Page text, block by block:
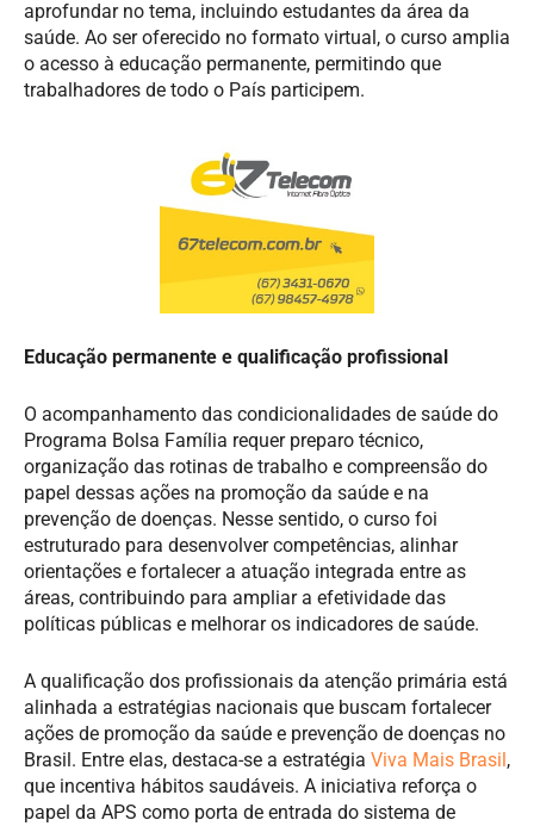
aprofundar no tema, incluindo estudantes da área da
saúde. Ao ser oferecido no formato virtual, o curso amplia
o acesso à educação permanente, permitindo que
trabalhadores de todo o País participem.
Educação permanente e qualificação profissional
O acompanhamento das condicionalidades de saúde do
Programa Bolsa Família requer preparo técnico,
organização das rotinas de trabalho e compreensão do
papel dessas ações na promoção da saúde e na
prevenção de doenças. Nesse sentido, o curso foi
estruturado para desenvolver competências, alinhar
orientações e fortalecer a atuação integrada entre as
áreas, contribuindo para ampliar a efetividade das
políticas públicas e melhorar os indicadores de saúde.
A qualificação dos profissionais da atenção primária está
alinhada a estratégias nacionais que buscam fortalecer
ações de promoção da saúde e prevenção de doenças no
Brasil. Entre elas, destaca-se a estratégia Viva Mais Brasil,
que incentiva hábitos saudáveis. A iniciativa reforça o
papel da APS como porta de entrada do sistema de